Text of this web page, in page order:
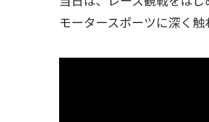
モータースポーツに深く触